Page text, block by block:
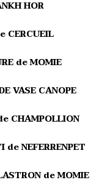
HOR
CERCUEIL
de MOMIE
VASE CANOPE
CHAMPOLLION
de NEFERRENPET
de MOMIE